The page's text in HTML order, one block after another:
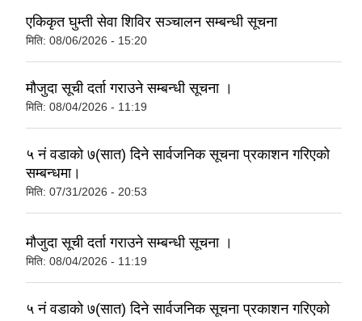
एकिकृत घुम्ती सेवा शिविर सञ्‍चालन सम्बन्धी सूचना
मिति: 08/06/2026 - 15:20
मौजुदा सूची दर्ता गराउने सम्बन्धी सूचना ।
मिति: 08/04/2026 - 11:19
५ नं वडाको ७(सात) दिने सार्वजनिक सूचना प्रकाशन गरिएको
सम्बन्धमा।
मिति: 07/31/2026 - 20:53
मौजुदा सूची दर्ता गराउने सम्बन्धी सूचना ।
मिति: 08/04/2026 - 11:19
५ नं वडाको ७(सात) दिने सार्वजनिक सूचना प्रकाशन गरिएको